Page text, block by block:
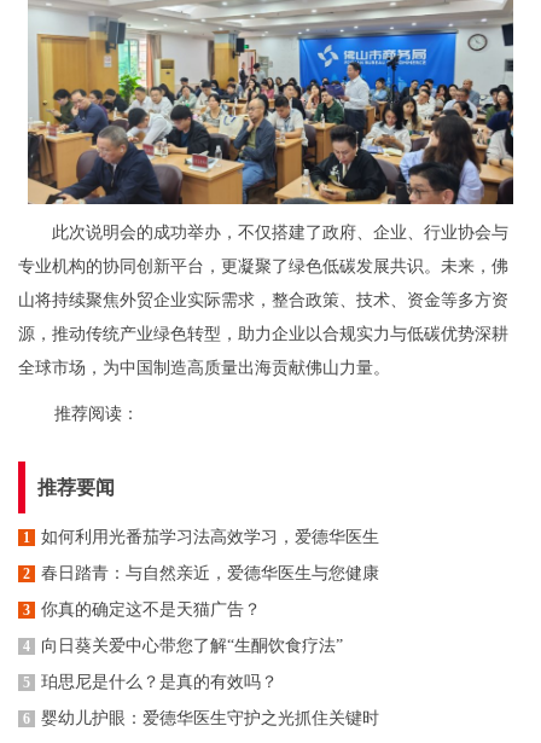
此次说明会的成功举办，不仅搭建了政府、企业、行业协会与
专业机构的协同创新平台，更凝聚了绿色低碳发展共识。未来，佛
山将持续聚焦外贸企业实际需求，整合政策、技术、资金等多方资
源，推动传统产业绿色转型，助力企业以合规实力与低碳优势深耕
全球市场，为中国制造高质量出海贡献佛山力量。
推荐阅读：
推荐要闻
1 如何利用光番茄学习法高效学习，爱德华医生
2 春日踏青：与自然亲近，爱德华医生与您健康
3 你真的确定这不是天猫广告？
4 向日葵关爱中心带您了解“生酮饮食疗法”
5 珀思尼是什么？是真的有效吗？
6 婴幼儿护眼：爱德华医生守护之光抓住关键时